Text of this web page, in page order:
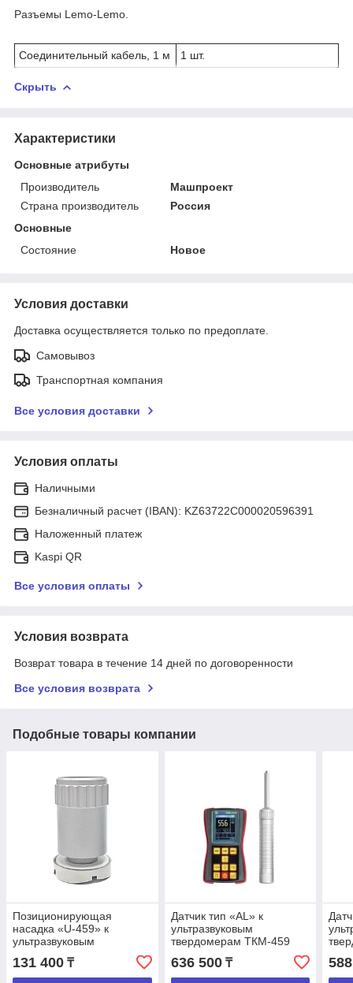
Разъемы Lemo-Lemo.
Соединительный кабель, 1 м 1 шт.
Скрыть
Характеристики
Основные атрибуты
Производитель
Машпроект
Страна производитель
Россия
Основные
Состояние
Новое
Условия доставки
Доставка осуществляется только по предоплате.
Самовывоз
Транспортная компания
Все условия доставки
Условия оплаты
Наличными
Безналичный расчет (IBAN): KZ63722C000020596391
Наложенный платеж
Kaspi QR
Все условия оплаты
Условия возврата
Возврат товара в течение 14 дней по договоренности
Все условия возврата
Подобные товары компании
Позиционирующая
насадка «U-459» к
ультразвуковым
твердомерам ТКМ-459
131 400 ₸
Датчик тип «АL» к
ультразвуковым
твердомерам ТКМ-459
636 500₸